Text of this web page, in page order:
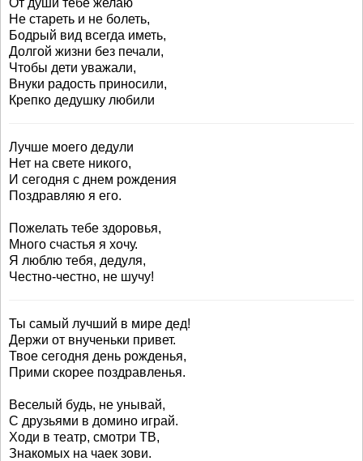
От души тебе желаю
Не стареть и не болеть,
Бодрый вид всегда иметь,
Долгой жизни без печали,
Чтобы дети уважали,
Внуки радость приносили,
Крепко дедушку любили
Лучше моего дедули
Нет на свете никого,
И сегодня с днем рождения
Поздравляю я его.
Пожелать тебе здоровья,
Много счастья я хочу.
Я люблю тебя, дедуля,
Честно-честно, не шучу!
Ты самый лучший в мире дед!
Держи от внученьки привет.
Твое сегодня день рожденья,
Прими скорее поздравленья.
Веселый будь, не унывай,
С друзьями в домино играй.
Ходи в театр, смотри ТВ,
Знакомых на чаек зови.